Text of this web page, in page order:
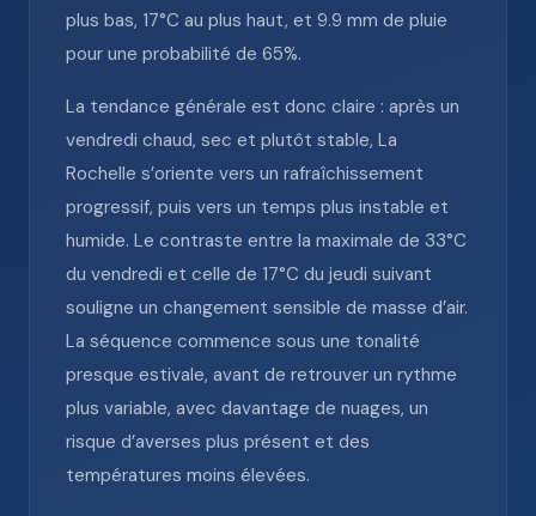
plus bas, 17°C au plus haut, et 9.9 mm de pluie
pour une probabilité de 65%.
La tendance générale est donc claire : après un
vendredi chaud, sec et plutôt stable, La
Rochelle s’oriente vers un rafraîchissement
progressif, puis vers un temps plus instable et
humide. Le contraste entre la maximale de 33°C
du vendredi et celle de 17°C du jeudi suivant
souligne un changement sensible de masse d’air.
La séquence commence sous une tonalité
presque estivale, avant de retrouver un rythme
plus variable, avec davantage de nuages, un
risque d’averses plus présent et des
températures moins élevées.